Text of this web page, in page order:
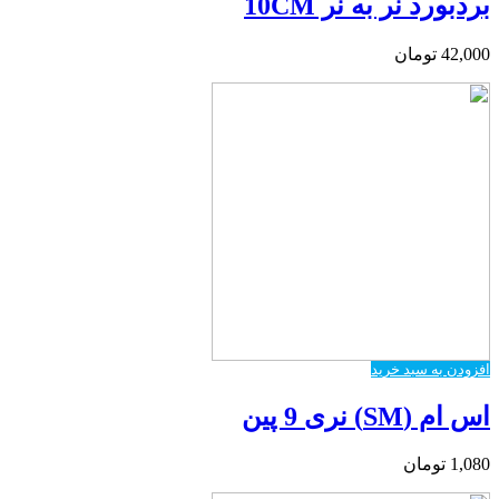
42,000 تومان
افزودن به سبد خرید
اس ام (SM) نری 9 پین
1,080 تومان